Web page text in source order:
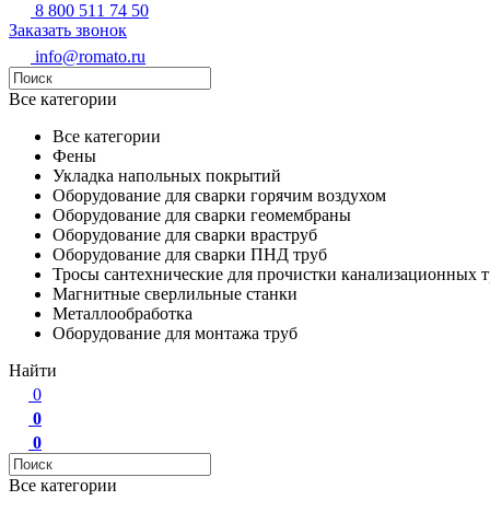
8 800 511 74 50
Заказать звонок
info@romato.ru
Все категории
Все категории
Фены
Укладка напольных покрытий
Оборудование для сварки горячим воздухом
Оборудование для сварки геомембраны
Оборудование для сварки враструб
Оборудование для сварки ПНД труб
Тросы сантехнические для прочистки канализационных
Магнитные сверлильные станки
Металлообработка
Оборудование для монтажа труб
Найти
0
0
0
Все категории